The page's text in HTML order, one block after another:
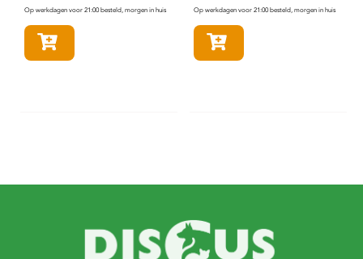
Op werkdagen voor 21:00 besteld, morgen in huis Op werkdagen voor 21:00 besteld, morgen in huis